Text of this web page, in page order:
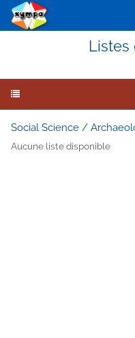
Listes
Social Science /
Aucune liste disponible